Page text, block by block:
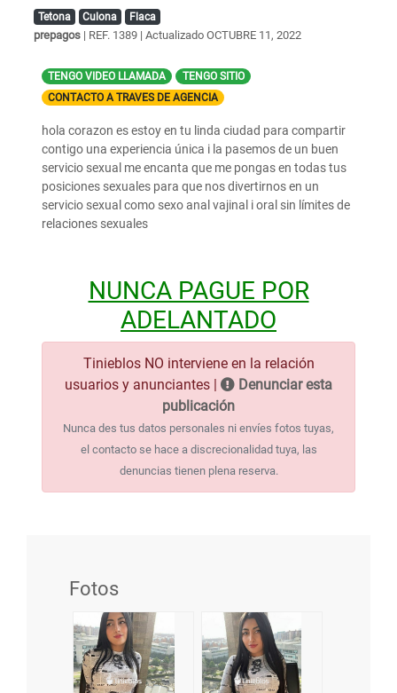
Tetona Culona Flaca
prepagos | REF. 1389 | Actualizado OCTUBRE 11, 2022
TENGO VIDEO LLAMADA
TENGO SITIO
CONTACTO A TRAVES DE AGENCIA
hola corazon es estoy en tu linda ciudad para compartir
contigo una experiencia única i la pasemos de un buen
servicio sexual me encanta que me pongas en todas tus
posiciones sexuales para que nos divertirnos en un
servicio sexual como sexo anal vajinal i oral sin límites de
relaciones sexuales
NUNCA PAGUE POR
ADELANTADO
Tinieblos NO interviene en la relación
usuarios y anunciantes |
Denunciar esta
publicación
Nunca des tus datos personales ni envíes fotos tuyas,
el contacto se hace a discrecionalidad tuya, las
denuncias tienen plena reserva.
Fotos